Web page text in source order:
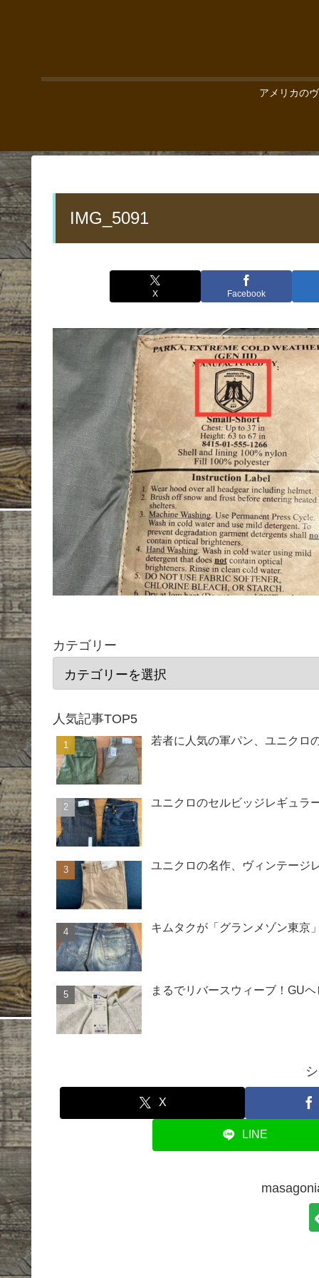
アメリカの
IMG_5091
X Facebook
カテゴリー
人気記事TOP5
若者に人気の軍パン、ユニクロ
ユニクロのセルビッジレギュラ
ユニクロの名作、ヴィンテージ
キムタクが「グランメゾン東京
まるでリバースウィーブ！GU
X
LINE